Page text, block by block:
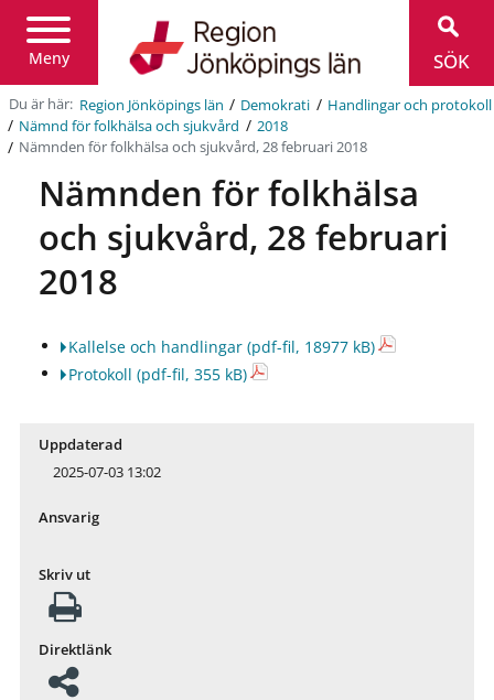
Meny
Jönköpings
län
SÖK
Du är här: Region Jönköpings län / Demokrati / Handlingar och protokoll
/ Nämnd för folkhälsa och sjukvård / 2018
/ Nämnden för folkhälsa och sjukvård, 28 februari 2018
Nämnden för folkhälsa
och sjukvård, 28 februari
2018
Kallelse och handlingar (pdf-fil, 18977 kB)
Protokoll (pdf-fil, 355 kB)
Uppdaterad
2025-07-03 13:02
Ansvarig
Skriv ut
Direktlänk